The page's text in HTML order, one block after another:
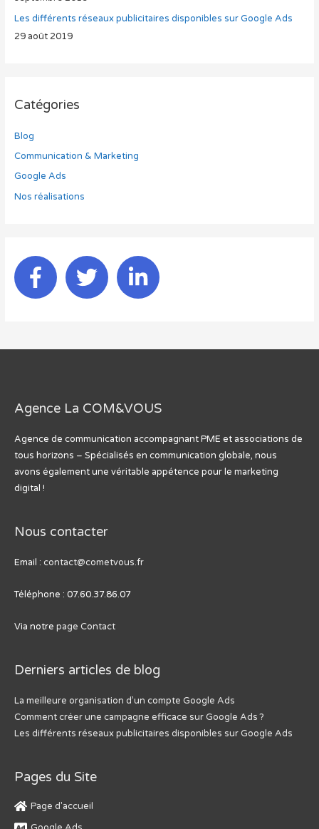
Les différents réseaux publicitaires disponibles sur Google Ads
29 août 2019
Catégories
Blog
Communication & Marketing
Google Ads
Nos réalisations
Agence La COM&VOUS
Agence de communication accompagnant PME et associations de
tous horizons – Spécialisés en communication globale, nous
avons également une véritable appétence pour le marketing
digital !
Nous contacter
Email : contact@cometvous.fr
Téléphone : 07.60.37.86.07
Via notre page Contact
Derniers articles de blog
La meilleure organisation d’un compte Google Ads
Comment créer une campagne efficace sur Google Ads ?
Les différents réseaux publicitaires disponibles sur Google Ads
Pages du Site
Page d'accueil